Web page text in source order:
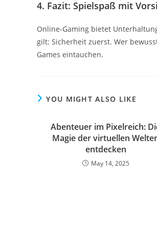
4. Fazit: Spielspaß mit
Online-Gaming bietet
gilt: Sicherheit zuerst. Wer
Games eintauchen.
YOU MIGHT ALSO LIKE
Abenteuer im Pixelreich:
Magie der virtuellen
entdecken
May 14, 2025